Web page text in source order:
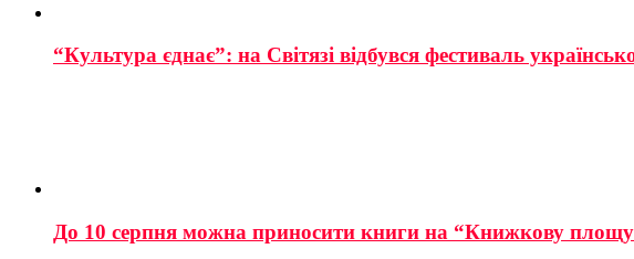
“Культура єднає”: на Світязі відбувся фестиваль
До 10 серпня можна приносити книги на “Книжкову